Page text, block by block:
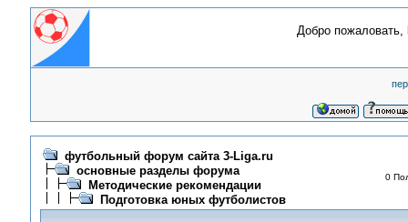
Добро пожаловать,
футбольный форум сайта 3-Liga.ru
основные разделы форума
Методические рекомендации
Подготовка юных футболистов
0